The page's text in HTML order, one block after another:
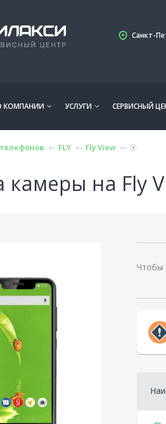
Санкт-
КОМПАНИИ УСЛУГИ СЕРВИСНЫЙ
FLY Fly View
камеры на Fly
Чтобы